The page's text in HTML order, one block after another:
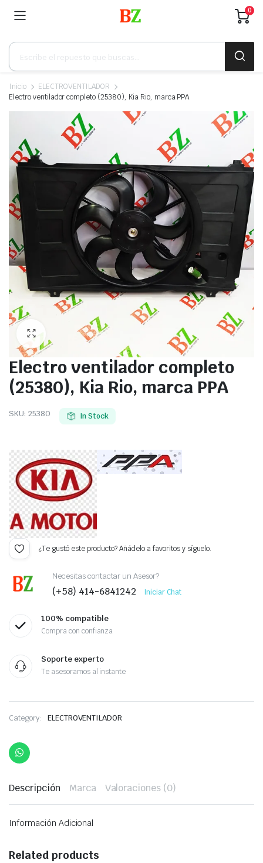
0
Búsqueda
productos
Inicio
ELECTROVENTILADOR
Electro ventilador completo (25380), Kia Rio, marca PPA
Electro ventilador completo
(25380), Kia Rio, marca PPA
SKU: 25380 In Stock
¿Te gustó este producto? Añádelo a favoritos y síguelo.
Necesitas contactar un Asesor?
(+58) 414-6841242 Iniciar Chat
100% compatible
Compra con confianza
Soporte experto
Te asesoramos al instante
Category: ELECTROVENTILADOR
Descripción Marca Valoraciones (0)
Información Adicional
Related products